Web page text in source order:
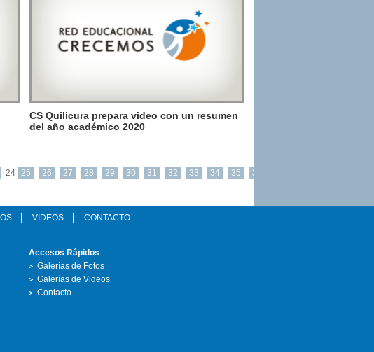
CS Quilicura prepara video con un resumen
del año académico 2020
24 25 26 27 28 29 30 31 32 33 34 35
36
VIDEOS CONTACTO
Accesos Rápidos
Galerías de Fotos
Galerías de Videos
Contacto